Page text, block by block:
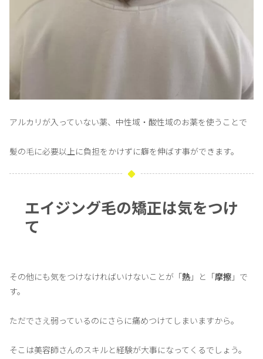
アルカリが入っていない薬、中性域・酸性域のお薬を使うことで
髪の毛に必要以上に負担をかけずに癖を伸ばす事ができます。
エイジング毛の矯正は気をつけ
て
その他にも気をつけなければいけないことが「熱 」と「摩擦 」で
す。
ただでさえ弱っているのにさらに痛めつけてしまいますから。
そこは美容師さんのスキルと経験が大事になってくるでしょう。